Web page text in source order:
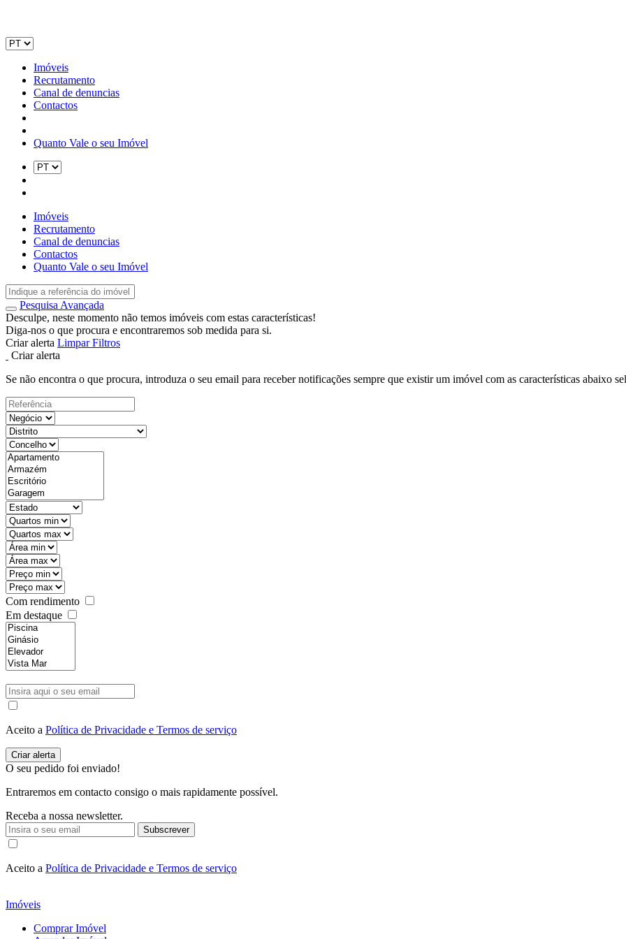
Imóveis
Recrutamento
Canal de denuncias
Contactos
Quanto Vale o seu Imóvel
Imóveis
Recrutamento
Canal de denuncias
Contactos
Quanto Vale o seu Imóvel
Pesquisa Avançada
Desculpe, neste momento não temos imóveis com estas características!
Diga-nos o que procura e encontraremos sob medida para si.
Criar alerta Limpar Filtros
Criar alerta
Se não encontra o que procura, introduza o seu email para receber notificações sempre que existir um imóvel com as características abaixo
Com rendimento
Em destaque
Aceito a Política de Privacidade e Termos de serviço
O seu pedido foi enviado!
Entraremos em contacto consigo o mais rapidamente possível.
Receba a nossa newsletter.
Subscrever
Aceito a Política de Privacidade e Termos de serviço
Imóveis
Comprar Imóvel